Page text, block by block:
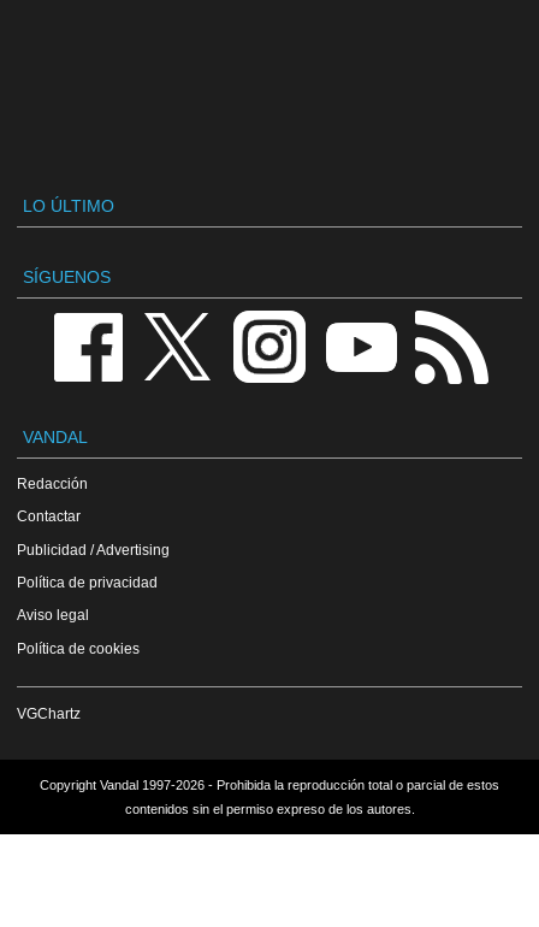
LO ÚLTIMO
SÍGUENOS
VANDAL
Redacción
Contactar
Publicidad / Advertising
Política de privacidad
Aviso legal
Política de cookies
VGChartz
Copyright Vandal 1997-2026 - Prohibida la reproducción total o parcial de estos
contenidos sin el permiso expreso de los autores.